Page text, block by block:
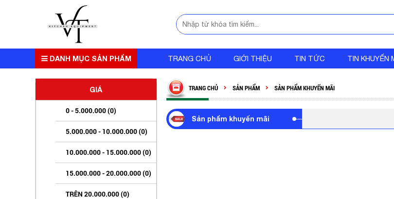
DANH MỤC SẢN PHẨM TRANG CHỦ GIỚI THIỆU TIN TỨC TIN KHUYẾN
TRANG CHỦ SẢN PHẨM SẢN PHẨM KHUYẾN MÃI
Sản phẩm khuyến mãi
GIÁ
0 - 5.000.000 (0)
5.000.000 - 10.000.000 (0)
10.000.000 - 15.000.000 (0)
15.000.000 - 20.000.000 (0)
TRÊN 20.000.000 (0)